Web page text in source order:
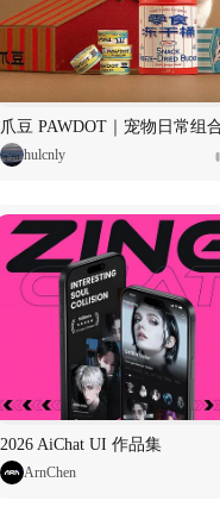
hulcnly
2026 AiChat UI 作品集
ArnChen